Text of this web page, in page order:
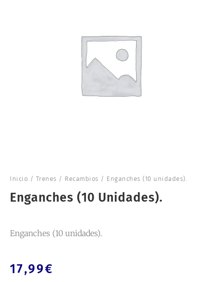
Inicio / Trenes / Recambios / Enganches (10 unidades).
Enganches (10 Unidades).
Enganches (10 unidades).
17,99€